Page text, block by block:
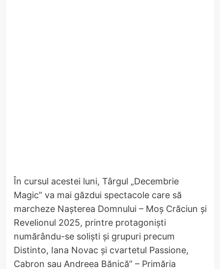
În cursul acestei luni, Târgul „Decembrie
Magic” va mai găzdui spectacole care să
marcheze Nașterea Domnului – Moș Crăciun și
Revelionul 2025, printre protagoniști
numărându-se soliști și grupuri precum
Distinto, Iana Novac și cvartetul Passione,
Cabron sau Andreea Bănică” – Primăria